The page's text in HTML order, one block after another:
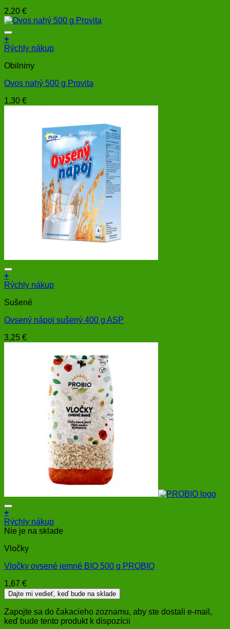
2,20 €
+
Rýchly nákup
Obilniny
Ovos nahý 500 g Provita
1,30 €
+
Rýchly nákup
Sušené
Ovsený nápoj sušený 400 g ASP
3,25 €
+
Rýchly nákup
Nie je na sklade
Vločky
Vločky ovsené jemné BIO 500 g PROBIO
1,67 €
Dajte mi vedieť, keď bude na sklade
Zapojte sa do čakacieho zoznamu, aby ste dostali e-mail,
keď bude tento produkt k dispozícii